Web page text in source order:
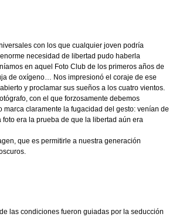
con los que cualquier joven podría
necesidad de libertad pudo haberla
en aquel Foto Club de los primeros años de
de oxígeno… Nos impresionó el coraje de ese
y proclamar sus sueños a los cuatro vientos.
con el que forzosamente debemos
claramente la fugacidad del gesto: venían de
era la prueba de que la libertad aún era
que es permitirle a nuestra generación
las condiciones fueron guiadas por la seducción